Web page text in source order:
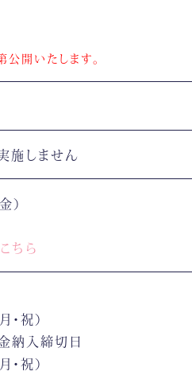
開いたします。
施しません
）
ちら
祝）
納入締切日
祝）